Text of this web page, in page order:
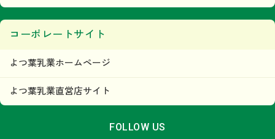
コーポレートサイト
よつ葉乳業ホームページ
よつ葉乳業直営店サイト
FOLLOW US